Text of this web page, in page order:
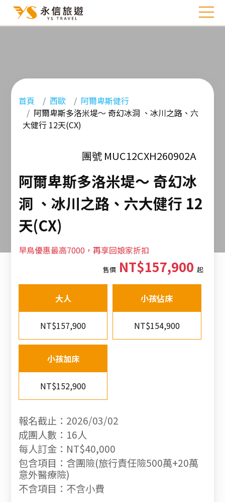
首頁 西歐
阿爾卑斯健行
阿爾卑斯多洛米堤～ 奇幻冰洞 、冰川之路、六
大健行 12天(CX)
團號 MUC12CXH260902A
阿爾卑斯多洛米堤～ 奇幻冰
洞 、冰川之路、六大健行 12
天(CX)
早鳥優惠最高7000，再享回娘家折扣
售價NT$157,900 起
大人
NT$157,900
小孩佔床
NT$154,900
小孩加床
NT$152,900
報名截止：2026/03/02
成團人數：16人
每人訂金：NT$40,000
包含項目：含團險(旅行責任險500萬+20萬
意外醫療險)
不含項目：不含小費